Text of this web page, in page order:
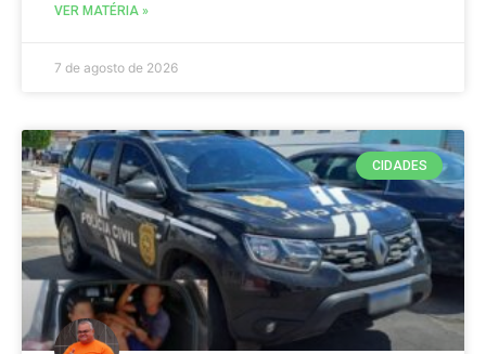
VER MATÉRIA »
7 de agosto de 2026
CIDADES